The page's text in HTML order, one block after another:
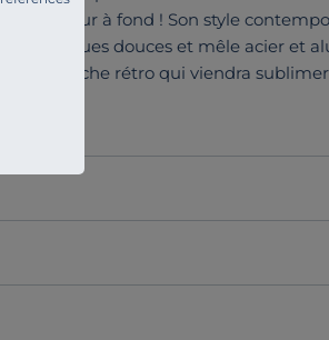
extérieur à fond ! Son style
douces et mêle acier et
touche rétro qui viendra sublimer
assise avec une structure et un
à une utilisation en extérieur,
jardin